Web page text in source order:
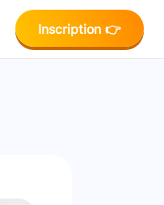
Inscription 👉